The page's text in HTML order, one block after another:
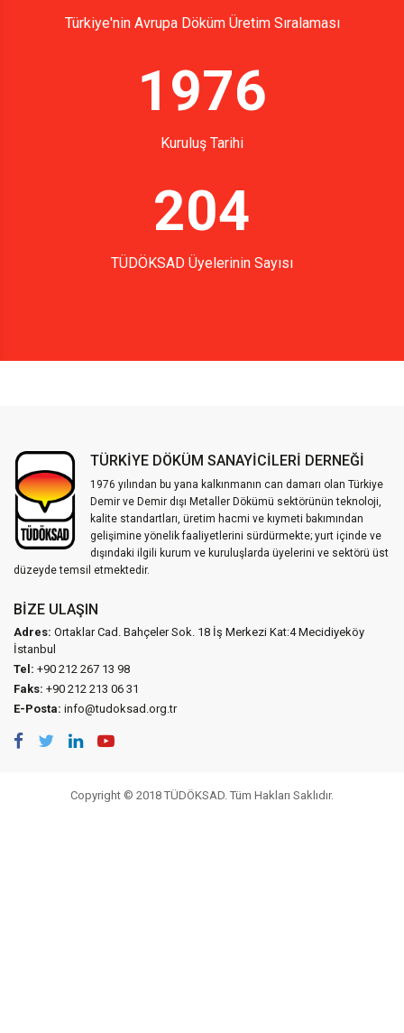
Türkiye'nin Avrupa Döküm Üretim Sıralaması
1976
Kuruluş Tarihi
204
TÜDÖKSAD Üyelerinin Sayısı
TÜRKİYE DÖKÜM SANAYİCİLERİ DERNEĞİ
1976 yılından bu yana kalkınmanın can damarı olan Türkiye
Demir ve Demir dışı Metaller Dökümü sektörünün teknoloji,
kalite standartları, üretim hacmi ve kıymeti bakımından
gelişimine yönelik faaliyetlerini sürdürmekte; yurt içinde ve
dışındaki ilgili kurum ve kuruluşlarda üyelerini ve sektörü üst
düzeyde temsil etmektedir.
BIZE ULAŞIN
Adres: Ortaklar Cad. Bahçeler Sok. 18 İş Merkezi Kat:4 Mecidiyeköy
İstanbul
Tel: +90 212 267 13 98
Faks: +90 212 213 06 31
E-Posta: info@tudoksad.org.tr
Copyright © 2018 TÜDÖKSAD. Tüm Hakları Saklıdır.